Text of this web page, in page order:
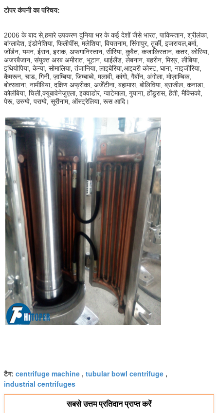
टोपर कंपनी का परिचय:
2006 के बाद से,हमारे उपकरण दुनिया भर के कई देशों जैसे भारत, पाकिस्तान, श्रीलंका,
बांग्लादेश, इंडोनेशिया, फिलीपींस, मलेशिया, वियतनाम, सिंगापुर, तुर्की, इजरायल,बर्मा,
जॉर्डन, यमन, ईरान, इराक, अफगानिस्तान, सीरिया, कुवैत, कजाकिस्तान, कतर, कोरिया,
अजरबैजान, संयुक्त अरब अमीरात, भूटान, थाईलैंड, लेबनान, बहरीन, मिस्र, लीबिया,
इथियोपिया, केन्या, सोमालिया, तंजानिया, लाइबेरिया,आइवरी कोस्ट, घाना, नाइजीरिया,
कैमरून, चाड, गिनी, ज़ाम्बिया, जिम्बाब्वे, मलावी, कांगो, गैबॉन, अंगोला, मोज़ाम्बिक,
बोत्सवाना, नामीबिया, दक्षिण अफ्रीका, अर्जेंटीना, बहामास, बोलिविया, ब्राजील, कनाडा,
कोलंबिया, चिली,क्यूबावेनेजुएला, इक्वाडोर, ग्वाटेमाला, गुयाना, होंडुरास, हैती, मैक्सिको,
पेरू, उरुग्वे, पराग्वे, सूरीनाम, ऑस्ट्रेलिया, रूस आदि।
टैग: centrifuge machine , tubular bowl centrifuge ,
industrial centrifuges
सबसे उत्तम प्रतिदान प्राप्त करें